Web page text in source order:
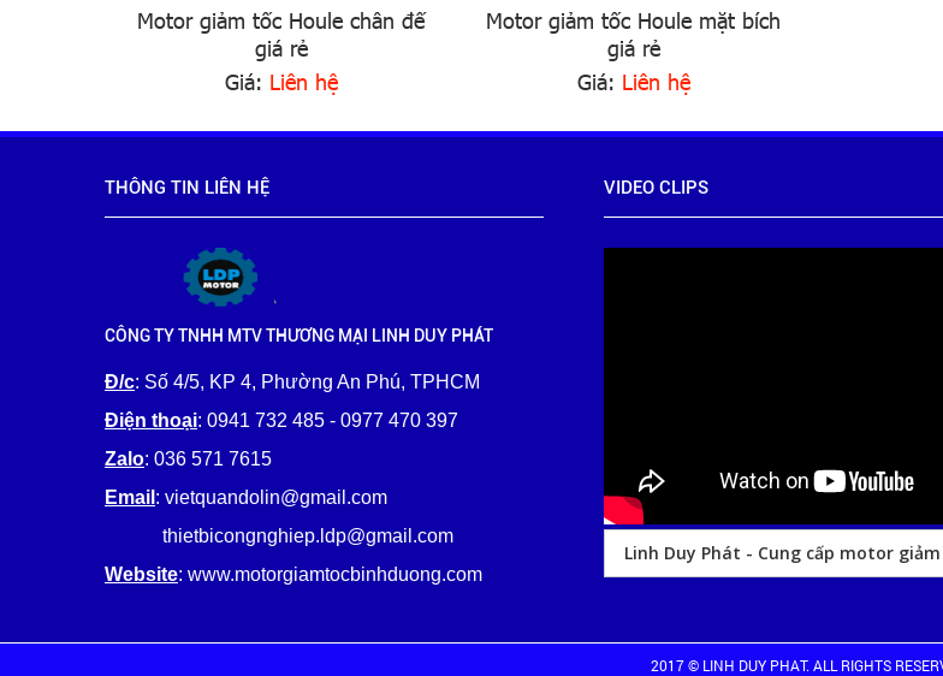
Motor giảm tốc Houle chân đế
giá rẻ
Giá: Liên hệ
Motor giảm tốc Houle mặt bích
giá rẻ
Giá: Liên hệ
THÔNG TIN LIÊN HỆ
CÔNG TY TNHH MTV THƯƠNG MẠI LINH DUY PHÁT
Đ/c: Số 4/5, KP 4, Phường An Phú, TPHCM
Điện thoại: 0941 732 485 - 0977 470 397
Zalo: 036 571 7615
Email : vietquandolin@gmail.com
thietbicongnghiep.ldp@gmail.com
Website: www.motorgiamtocbinhduong.com
VIDEO CLIPS
2017 © LINH DUY PHAT. ALL RIGHTS